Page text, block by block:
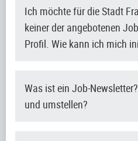
Ich möchte für die Stadt
keiner der angebotenen
Profil. Wie kann ich mich
Was ist ein Job-
und umstellen?